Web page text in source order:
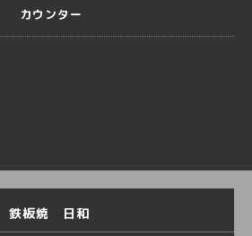
カウンター
鉄板焼 日和